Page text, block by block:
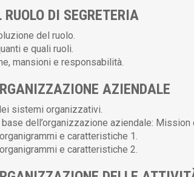
DI SEGRETERIA
del ruolo.
e quali ruoli.
mansioni e responsabilità.
AZIENDALE
sistemi organizzativi.
dell’organizzazione aziendale: Mission
e caratteristiche 1.
e caratteristiche 2.